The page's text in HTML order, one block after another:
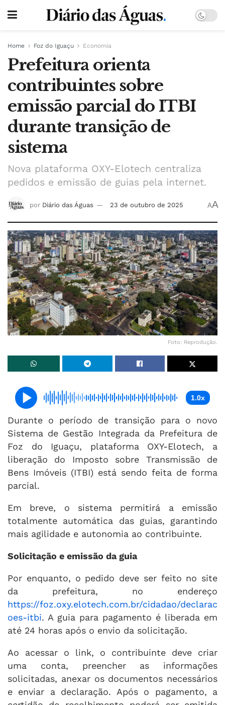
Home Foz do Iguaçu Economia
Prefeitura orienta
contribuintes sobre
emissão parcial do ITBI
durante transição de
sistema
Nova plataforma OXY-Elotech centraliza
pedidos e emissão de guias pela internet.
por Diário das Águas 23 de outubro de 2025 AA
Foto: Reprodução.
1.0x
Durante o período de transição para o novo
Sistema de Gestão Integrada da Prefeitura de
Foz do Iguaçu, plataforma OXY-Elotech, a
liberação do Imposto sobre Transmissão de
Bens Imóveis (ITBI) está sendo feita de forma
parcial.
Em breve, o sistema permitirá a emissão
totalmente automática das guias, garantindo
mais agilidade e autonomia ao contribuinte.
Solicitação e emissão da guia
Por enquanto, o pedido deve ser feito no site
da prefeitura, no endereço
https://foz.oxy.elotech.com.br/cidadao/declarac
oes-itbi. A guia para pagamento é liberada em
até 24 horas após o envio da solicitação.
Ao acessar o link, o contribuinte deve criar
uma conta, preencher as informações
solicitadas, anexar os documentos necessários
e enviar a declaração. Após o pagamento, a